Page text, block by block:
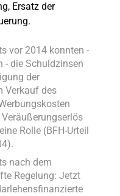
Ersatz der
vor 2014 konnten -
- die Schuldzinsen
der
Verkauf des
Rolle (BFH-Urteil
nach dem
Regelung: Jetzt